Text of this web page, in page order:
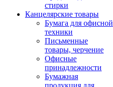
стирки
Канцелярские товары
Бумага для офисной
техники
Письменные
товары, черчение
Офисные
принадлежности
Бумажная
продукция для